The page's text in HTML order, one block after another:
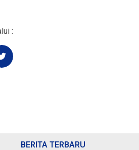
:
BERITA TERBARU